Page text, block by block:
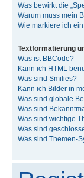
Was bewirkt die
Warum muss mein
Wie markiere ich
Textformatierung
Was ist BBCode?
Kann ich HTML
Was sind Smilies?
Kann ich Bilder in
Was sind globale
Was sind
Was sind wichtige
Was sind
Was sind Themen-